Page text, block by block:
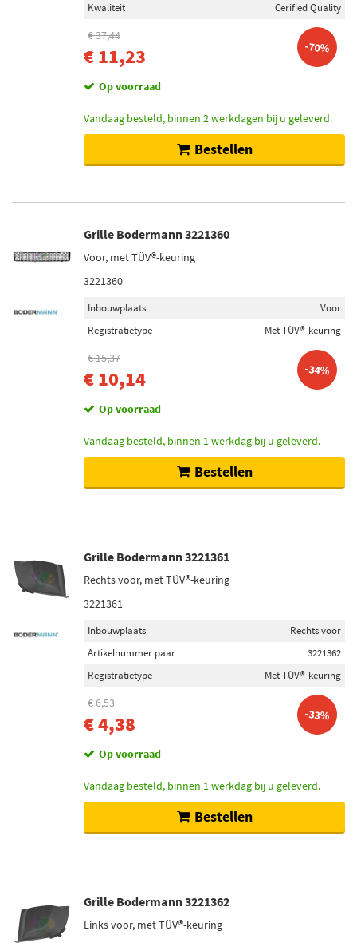
Kwaliteit
Cerified Quality
€ 37,44
€ 11,23 -70%
Op voorraad
Vandaag besteld, binnen 2 werkdagen bij u geleverd.
Bestellen
Grille Bodermann 3221360
Voor, met TÜV®-keuring
3221360
Inbouwplaats
Voor
Registratietype
Met TÜV®-keuring
€ 15,37
€ 10,14 -34%
Op voorraad
Vandaag besteld, binnen 1 werkdag bij u geleverd.
Bestellen
Grille Bodermann 3221361
Rechts voor, met TÜV®-keuring
3221361
Inbouwplaats
Rechts voor
Artikelnummer paar
3221362
Registratietype
Met TÜV®-keuring
€ 6,53
€ 4,38 -33%
Op voorraad
Vandaag besteld, binnen 1 werkdag bij u geleverd.
Bestellen
Grille Bodermann 3221362
Links voor, met TÜV®-keuring